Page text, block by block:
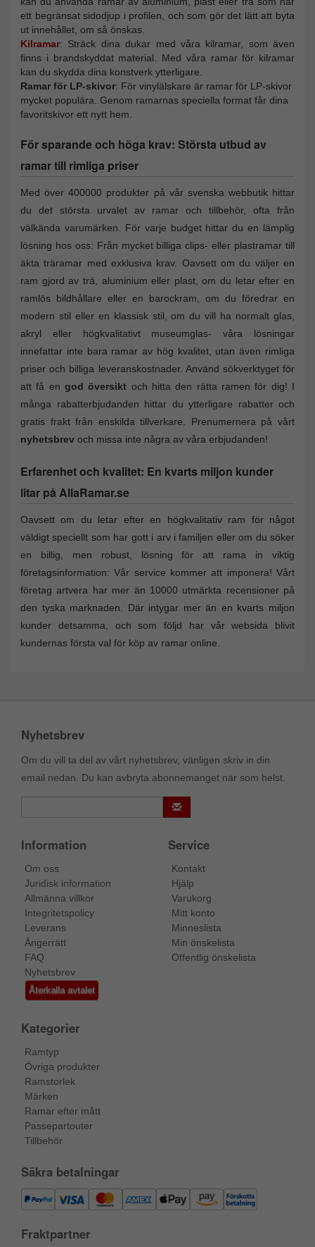
ett begränsat sidodjup i profilen, och som gör det lätt att byta
ut innehållet, om så önskas.
Kilramar: Sträck dina dukar med våra kilramar, som även
finns i brandskyddat material. Med våra ramar för kilramar
kan du skydda dina konstverk ytterligare.
Ramar för LP-skivor: För vinylälskare är ramar för LP-skivor
mycket populära. Genom ramarnas speciella format får dina
favoritskivor ett nytt hem.
För sparande och höga krav: Största utbud av
ramar till rimliga priser
Med över 400000 produkter på vår svenska webbutik hittar
du det största urvalet av ramar och tillbehör, ofta från
välkända varumärken. För varje budget hittar du en lämplig
lösning hos oss: Från mycket billiga clips- eller plastramar till
äkta träramar med exklusiva krav. Oavsett om du väljer en
ram gjord av trä, aluminium eller plast, om du letar efter en
ramlös bildhållare eller en barockram, om du föredrar en
modern stil eller en klassisk stil, om du vill ha normalt glas,
akryl eller högkvalitativt museumglas- våra lösningar
innefattar inte bara ramar av hög kvalitet, utan även rimliga
priser och billiga leveranskostnader. Använd sökverktyget för
att få en god översikt och hitta den rätta ramen för dig! I
många rabatterbjudanden hittar du ytterligare rabatter och
gratis frakt från enskilda tillverkare. Prenumernera på vårt
nyhetsbrev och missa inte några av våra erbjudanden!
Erfarenhet och kvalitet: En kvarts miljon kunder
litar på AllaRamar.se
Oavsett om du letar efter en högkvalitativ ram för något
väldigt speciellt som har gott i arv i familjen eller om du söker
en billig, men robust, lösning för att rama in viktig
företagsinformation: Vår service kommer att imponera! Vårt
företag artvera har mer än 10000 utmärkta recensioner på
den tyska marknaden. Där intygar mer än en kvarts miljon
kunder detsamma, och som följd har vår websida blivit
kundernas första val för köp av ramar online.
Nyhetsbrev
Om du vill ta del av vårt nyhetsbrev, vänligen skriv in din
email nedan. Du kan avbryta abonnemanget när som helst.
Information
Om oss
Juridisk information
Allmänna villkor
Integritetspolicy
Leverans
Ångerrätt
FAQ
Nyhetsbrev
Återkalla avtalet
Service
Kontakt
Hjälp
Varukorg
Mitt konto
Minneslista
Min önskelista
Offentlig önskelista
Kategorier
Ramtyp
Övriga produkter
Ramstorlek
Märken
Ramar efter mått
Passepartouter
Tillbehör
Säkra betalningar
Fraktpartner